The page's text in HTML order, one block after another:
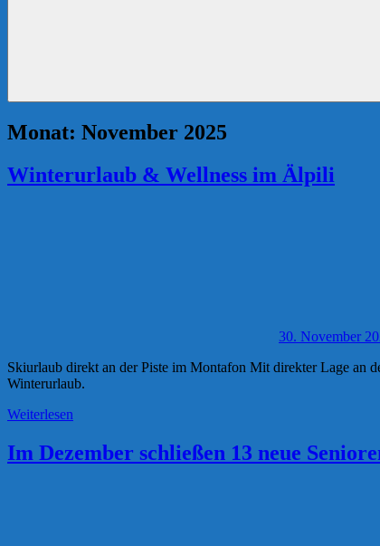
Monat: November 2025
Winterurlaub & Wellness im Älpili
30. November
Skiurlaub direkt an der Piste im Montafon Mit direkter Lage an
Winterurlaub.
Weiterlesen
Im Dezember schließen 13 neue